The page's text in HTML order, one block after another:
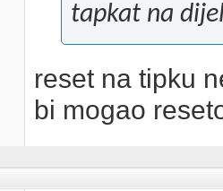
tapkat na
reset na tipku
bi mogao